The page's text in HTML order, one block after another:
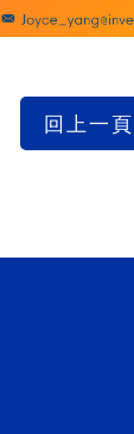
回上一頁